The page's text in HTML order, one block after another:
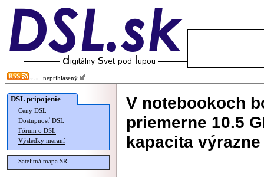
neprihlásený
DSL pripojenie
Ceny DSL
Dostupnosť DSL
Fórum o DSL
Výsledky meraní
Satelitná mapa SR
V notebookoch
priemerne 10.5
kapacita